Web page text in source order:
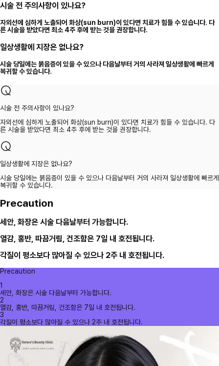
시술 전 주의사항이 있나요?
자외선에 심하게 노출되어 화상(sun burn)이 있다면 치료가 힘들 수 있습니다. 다
른 시술을 받았다면 최소 4주 후에 받는 것을 권장합니다.
일상생활에 지장은 없나요?
시술 당일에는 붉음증이 있을 수 있으나 다음날부터 거의 사라져 일상생활에 빠르게
복귀할 수 있습니다.
시술 전 주의사항이 있나요?
자외선에 심하게 노출되어 화상(sun burn)이 있다면 치료가 힘들 수 있습니다. 다
른 시술을 받았다면 최소 4주 후에 받는 것을 권장합니다.
일상생활에 지장은 없나요?
시술 당일에는 붉음증이 있을 수 있으나 다음날부터 거의 사라져 일상생활에 빠르게
복귀할 수 있습니다.
Precaution
세안, 화장은 시술 다음날부터 가능합니다.
열감, 홍반, 따끔거림, 건조함은 7일 내 호전됩니다.
각질이 평소보다 많아질 수 있으나 2주 내 호전됩니다.
Precaution
1
세안, 화장은 시술 다음날부터 가능합니다.
2
열감, 홍반, 따끔거림, 건조함은 7일 내 호전됩니다.
3
각질이 평소보다 많아질 수 있으나 2주 내 호전됩니다.